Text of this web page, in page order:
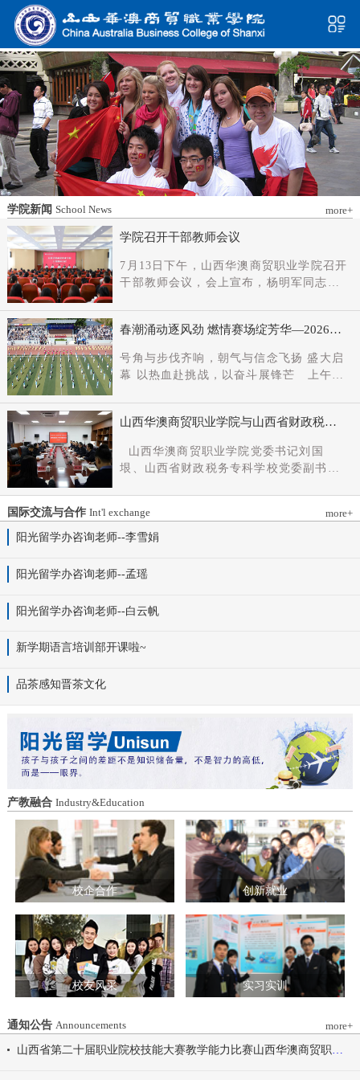
学院新闻 School News more+
学院召开干部教师会议
7月13日下午，山西华澳商贸职业学院召开
干部教师会议，会上宣布，杨明军同志任
记、督导专员职务。省委教育工委主持日
常工作的副书记（正厅长级），省教育厅
党组成员、副厅长王军出席会议并讲话。
新任党委书记杨明军同志、理事长刘耀国
分别作表态发言，刘国垠同志主持会议。
省委组织部干部六处、省委教育工委组织
领导班子成员、中层干部及教师代表参加
会议。
春潮涌动逐风劲 燃情赛场绽芳华—2026年
号角与步伐齐响，朝气与信念飞扬 盛大启
幕 以热血赴挑战，以奋斗展锋芒 上午9
扬，国旗护卫队整齐着装、身姿挺拔、精
神抖擞，护送五星红旗庄严入场，鲜红的
旗帜在春日暖阳下熠熠生辉，彰显着华澳
学子赤诚的家国情怀与昂扬的精神风貌。
紧随其后，校旗方阵、彩旗方阵依次行
进，彩旗猎猎映晴空，灵动的步伐与明媚
景。全场师生肃立，升国旗、奏唱国歌。
冉冉升起，全体师生行注目礼，目光坚
时代华章。 学院院长白峰致开幕词，
动会是学院践行“健康第一”教育理念、推
动会为契机，涵养健康体魄、锤炼坚韧意
志，将赛场上的拼搏精神、协作意识转化
为学习工作的强大动力，凝心聚力、笃行
不怠，共同书写华澳学院高质量发展的崭
新篇章。 本届开幕式以“逐梦 健康 奋进
感恩”为脉络，献上四场精彩展演。 健康
同行，雅韵律动 优雅交谊舞翩跹起舞，
舞步轻盈、配合默契，在旋转与迈步间绽
放自信从容的青春风采。 感恩于心，团
结奋进 歌舞表演温暖有力，音符与舞步
传递同心同行的信念，凝聚团结力量，共
赴赛场追梦之旅。 学院党委书记刘国垠
宣布山西华澳商贸职业学院2026年春季田
径运动会正式开始！
山西华澳商贸职业学院与山西省财政税务
建和思想政治工作结对共建协议
山西华澳商贸职业学院党委书记刘国
垠、山西省财政税务专科学校党委副书记
院长白峰主持。签约仪式现场气氛庄重而
热烈。 山西省财政税务专科学校党委副
本情况以及党建和思政工作方面的做法进
工作向“有效覆盖”“全面提质”提出几点建
议：一要筑牢组织根基。以党建标准化、
组织生活联过等方式，筑牢学校事业发展
源共享机制，共同开发实践教学基地，打
造特色育人载体。三要强化队伍建设。通
过挂职帮带、专题培训、观摩交流等形
式，培育政治强、业务精、作风正的党务
和思政工作队伍。四要推动深度融合。把
结对共建融入专业建设、科研创新、人才
培养、社会服务全过程，让党建引领下的
校际合作，既赋能民办高校规范发展，也
助力公办高校拓展育人维度。 在共同见
证下，三方校领导签署了《党建和思想政
治工作结对共建协议书》。 此次签约不
仅为党建和思想政治工作搭建起常态化、
制度化的交流平台，更为三方在更广领
域、更深层次的合作奠定了坚实基础。相
关责任部门将主动对接、深化交流，推动
共建内容落地见效，共同谱写公办民办高
校协同发展的新篇章。
国际交流与合作 Int'l exchange
more+
阳光留学办咨询老师--李雪娟
阳光留学办咨询老师--孟瑶
阳光留学办咨询老师--白云帆
新学期语言培训部开课啦~
品茶感知晋茶文化
产教融合 Industry&Education
校企合作 创新就业
校友风采 实习实训
通知公告 Announcements
more+
山西省第二十届职业院校技能大赛教学能力比赛山西华澳商贸职业学院参赛团队信息公示